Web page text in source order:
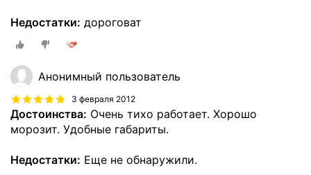
Недостатки: дороговат
Анонимный пользователь
3 февраля 2012
Достоинства: Очень тихо работает. Хорошо
морозит. Удобные габариты.
Недостатки: Еще не обнаружили.